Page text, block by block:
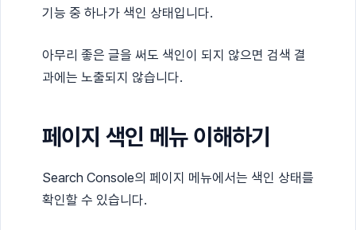
기능 중 하나가 색인 상태입니다.
아무리 좋은 글을 써도 색인이 되지 않으면 검색 결
과에는 노출되지 않습니다.
페이지 색인 메뉴 이해하기
Search Console의 페이지 메뉴에서는 색인 상태를
확인할 수 있습니다.